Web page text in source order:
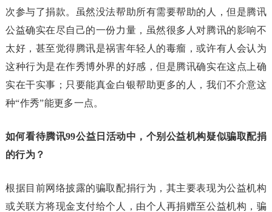
次参与了捐款。虽然没法帮助所有需要帮助的人，但是腾讯
公益确实在尽自己的一份力量，虽然很多人对腾讯的影响不
太好，甚至觉得腾讯是祸害年轻人的毒瘤，或许有人会认为
这种行为是在作秀博外界的好感，但是腾讯确实在这点上确
实在干实事；只要能真金白银帮助更多的人，我们不介意这
种“作秀”能更多一点。
如何看待腾讯99公益日活动中，个别公益机构疑似骗取配捐
的行为？
根据目前网络披露的骗取配捐行为，其主要表现为公益机构
或关联方将现金支付给个人，由个人再捐赠至公益机构，骗